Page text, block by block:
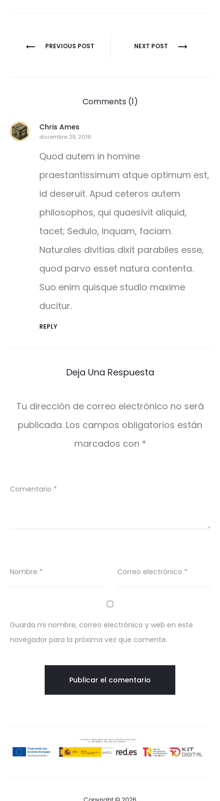
Navegación
PREVIOUS POST NEXT POST
Comments (1)
Chris Ames
diciembre 29, 2016
Quod autem in homine
praestantissimum atque optimum est,
id deseruit. Apud ceteros autem
philosophos, qui quaesivit aliquid,
tacet; Sedulo, inquam, faciam.
Naturales divitias dixit parabiles esse,
quod parvo esset natura contenta.
Suo enim quisque studio maxime
ducitur.
REPLY
Deja Una Respuesta
Tu dirección de correo electrónico no será
publicada. Los campos obligatorios están
marcados con *
Comentario *
Nombre * Correo electrónico *
Guarda mi nombre, correo electrónico y web en este
navegador para la próxima vez que comente.